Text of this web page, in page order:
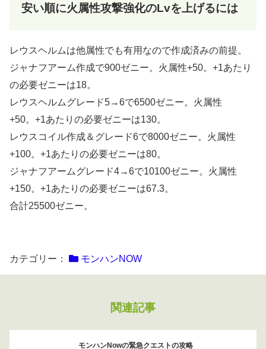
安い順に火属性攻撃強化のLvを上げるには
レウスヘルムは他属性でも有用なので作成済みの前提。
ジャナフアーム作成で900ゼニー。火属性+50。+1あたり
の必要ゼニーは18。
レウスヘルムグレード5→6で6500ゼニー。火属性
+50。+1あたりの必要ゼニーは130。
レウスコイル作成＆グレード6で8000ゼニー。火属性
+100。+1あたりの必要ゼニーは80。
ジャナフアームグレード4→6で10100ゼニー。火属性
+150。+1あたりの必要ゼニーは67.3。
合計25500ゼニー。
カテゴリー： モンハンNOW
関連記事
モンハンNowの緊急クエストの攻略